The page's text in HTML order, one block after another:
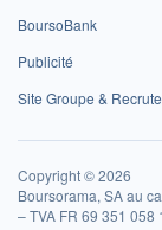
BoursoBank
Publicité
Site Groupe &
Copyright © 2026
Boursorama, SA au
– TVA FR 69 351